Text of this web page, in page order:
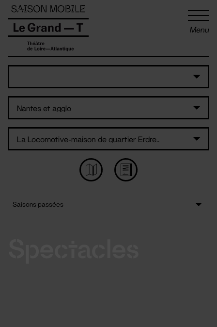
Menu
Panneau de gestion des cookies